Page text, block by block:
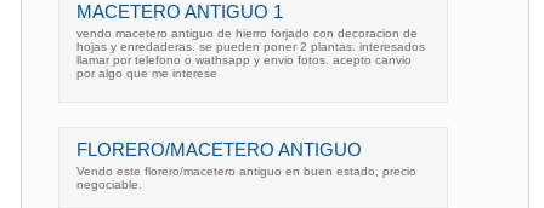
MACETERO ANTIGUO 1
vendo macetero antiguo de hierro forjado con decoracion de
hojas y enredaderas. se pueden poner 2 plantas. interesados
llamar por telefono o wathsapp y envio fotos. acepto canvio
por algo que me interese
FLORERO/MACETERO ANTIGUO
Vendo este florero/macetero antiguo en buen estado, precio
negociable.